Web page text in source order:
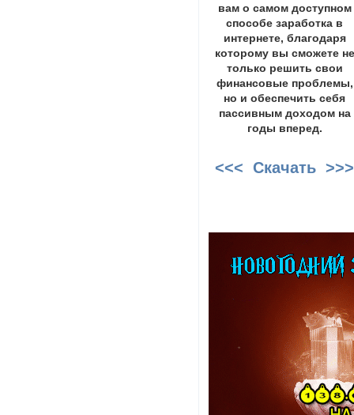
вам о самом доступном
способе заработка в
интернете, благодаря
которому вы сможете не
только решить свои
финансовые проблемы,
но и обеспечить себя
пассивным доходом на
годы вперед.
<<< Скачать >>>